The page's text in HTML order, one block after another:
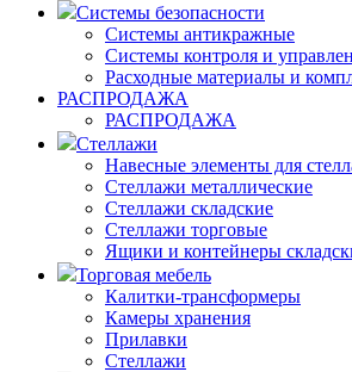
Системы безопасности
Системы антикражные
Системы контроля и
Расходные материалы и
РАСПРОДАЖА
РАСПРОДАЖА
Стеллажи
Навесные элементы для
Стеллажи металлические
Стеллажи складские
Стеллажи торговые
Ящики и контейнеры
Торговая мебель
Калитки-трансформеры
Камеры хранения
Прилавки
Стеллажи